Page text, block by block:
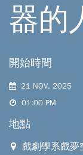
器的
開始時間
21 NOV, 2025
01:00 PM
地點
戲劇學系戲夢